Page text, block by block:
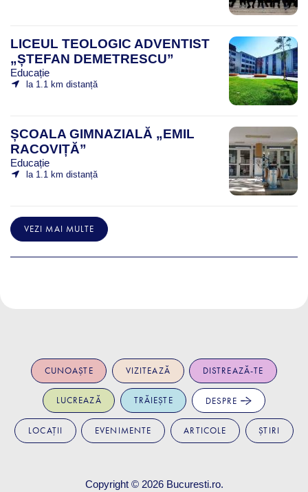
LICEUL TEOLOGIC ADVENTIST
„ȘTEFAN DEMETRESCU”
Educație
la 1.1 km distanță
ȘCOALA GIMNAZIALĂ „EMIL
RACOVIȚĂ”
Educație
la 1.1 km distanță
VEZI MAI MULTE
CUNOAȘTE VIZITEAZĂ DISTREAZĂ-TE
LUCREAZĂ TRĂIEȘTE DESPRE
LOCAȚII EVENIMENTE ARTICOLE ȘTIRI
Copyright © 2026 Bucuresti.ro.